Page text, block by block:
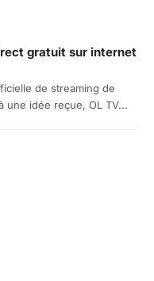
gratuit sur internet
de streaming de
une idée reçue, OL TV...